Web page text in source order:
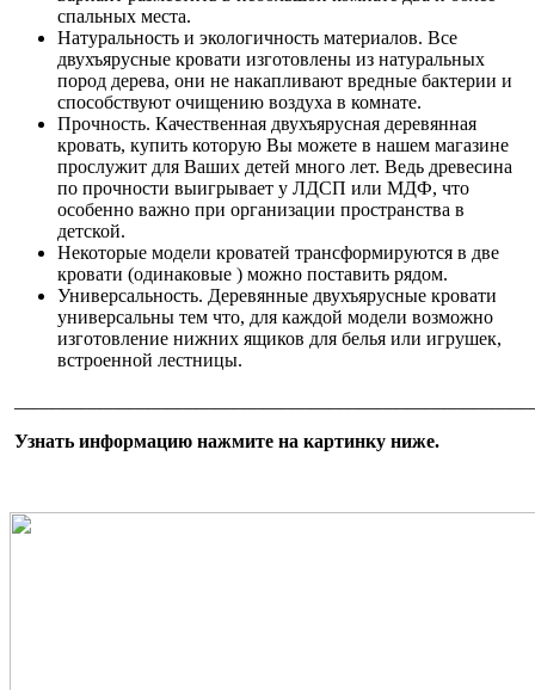
спальных места.
Натуральность и экологичность материалов. Все
двухъярусные кровати изготовлены из натуральных
пород дерева, они не накапливают вредные бактерии и
способствуют очищению воздуха в комнате.
Прочность. Качественная двухъярусная деревянная
кровать, купить которую Вы можете в нашем магазине
прослужит для Ваших детей много лет. Ведь древесина
по прочности выигрывает у ЛДСП или МДФ, что
особенно важно при организации пространства в
детской.
Некоторые модели кроватей трансформируются в две
кровати (одинаковые ) можно поставить рядом.
Универсальность. Деревянные двухъярусные кровати
универсальны тем что, для каждой модели возможно
изготовление нижних ящиков для белья или игрушек,
встроенной лестницы.
Узнать информацию нажмите на картинку ниже.